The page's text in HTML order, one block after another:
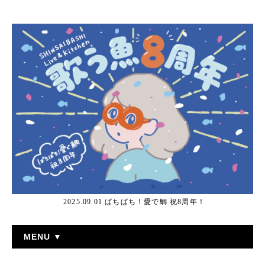
2025.09.01 ぱちぱち！愛で鯛 祝8周年！
MENU ▼